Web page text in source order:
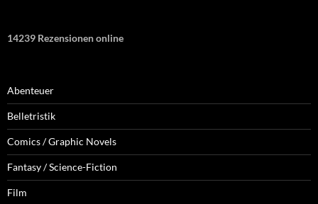
14239 Rezensionen online
Abenteuer
Belletristik
Comics / Graphic Novels
Fantasy / Science-Fiction
Film